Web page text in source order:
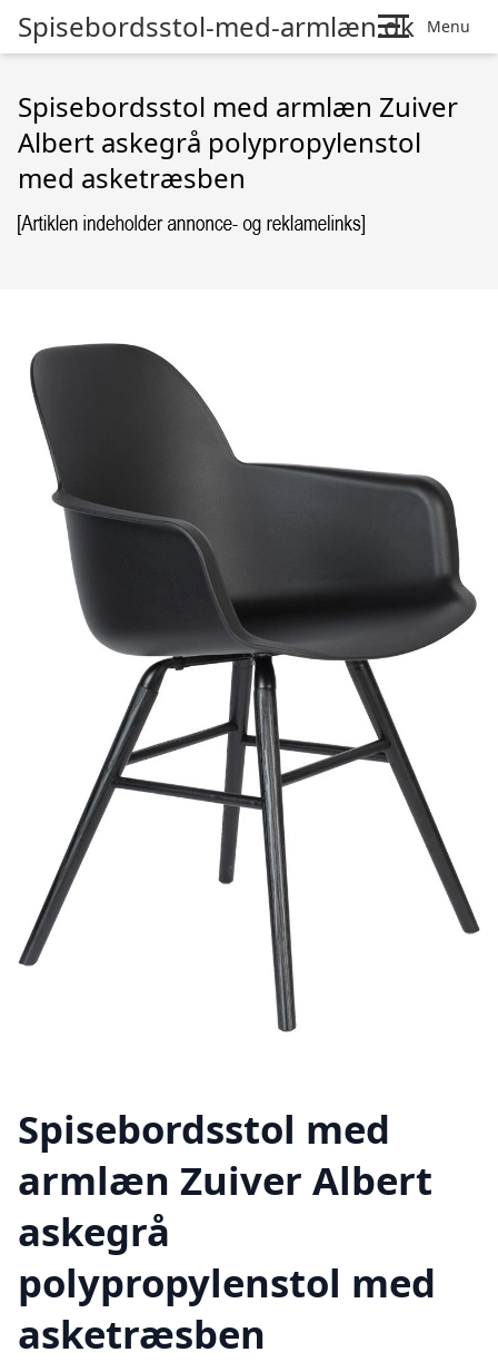
Spisebordsstol-med-armlæn.dk Menu
Spisebordsstol med armlæn Zuiver
Albert askegrå polypropylenstol
med asketræsben
Spisebordsstol med
armlæn Zuiver Albert
askegrå
polypropylenstol med
asketræsben